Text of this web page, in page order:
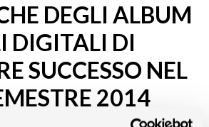
DEGLI ALBUM
DIGITALI DI
SUCCESSO NEL
2014